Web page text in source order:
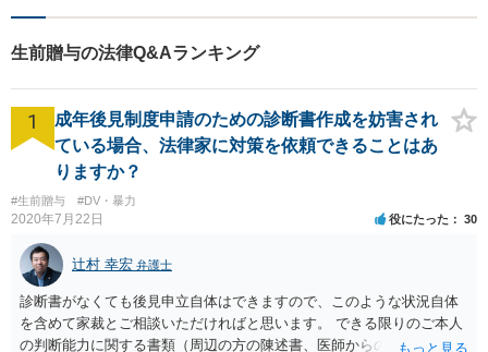
生前贈与の法律Q&Aランキング
1
成年後見制度申請のための診断書作成を妨害され
ている場合、法律家に対策を依頼できることはあ
りますか？
#生前贈与 #DV・暴力
2020年7月22日 役にたった 30
辻村 幸宏 弁護士
診断書がなくても後見申立自体はできますので、このような状況自体
を含めて家裁とご相談いただければと思います。 できる限りのご本人
の判断能力に関する書類（周辺の方の陳述書、医師からの聴取書等）